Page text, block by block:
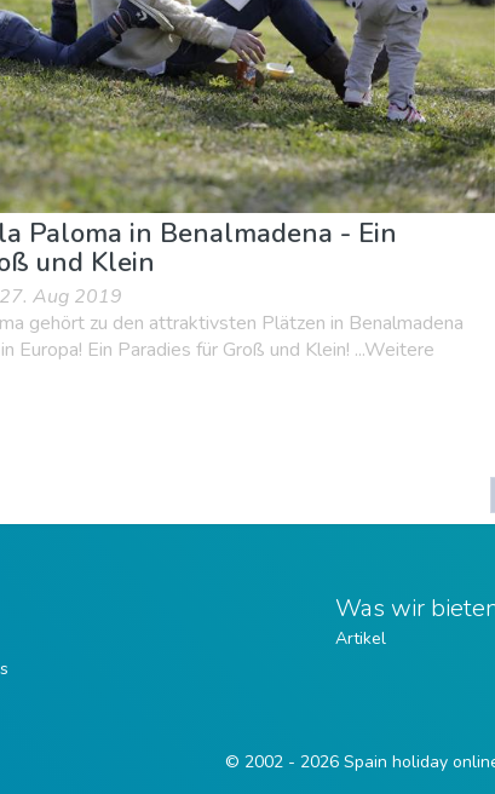
Paloma in Benalmadena - Ein
und Klein
Aug 2019
gehört zu den attraktivsten Plätzen in Benalmadena
Europa! Ein Paradies für Groß und Klein! ...Weitere
Was wir
Artikel
© 2002 - 2026 Spain holiday